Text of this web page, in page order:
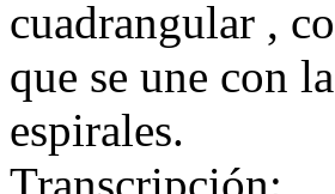
cuadrangular ,
que se une con
espirales.
Transcripción: